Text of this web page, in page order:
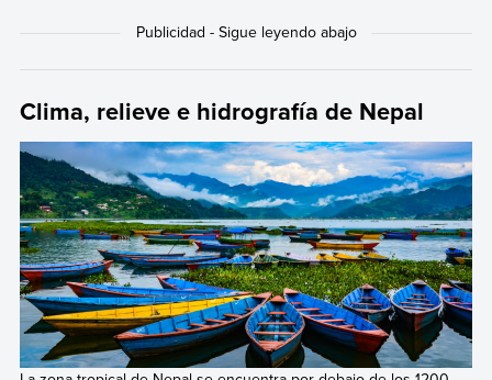
Clima, relieve e hidrografía de Nepal